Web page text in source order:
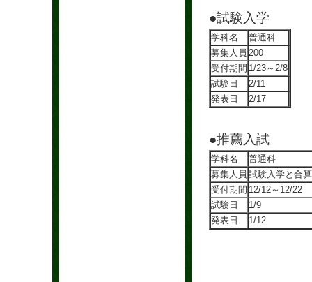
●試験入学
学科名
普通科
募集人員 200
受付期間 1/23～2/8
試験日
2/11
発表日
2/17
●推薦入試
学科名
普通科
募集人員 試験入学と合算
受付期間 12/12～12/22
試験日
1/9
発表日
1/12